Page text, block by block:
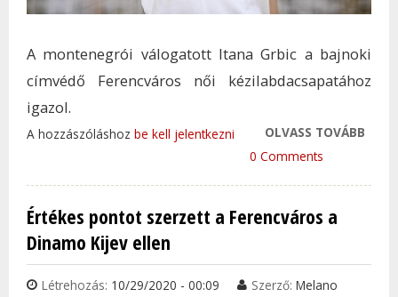
A montenegrói válogatott Itana Grbic a bajnoki
címvédő Ferencváros női kézilabdacsapatához
igazol.
OLVASS TOVÁBB
A hozzászóláshoz be kell jelentkezni
0 Comments
Értékes pontot szerzett a Ferencváros a
Dinamo Kijev ellen
Létrehozás: 10/29/2020 - 00:09 Szerző: Melano